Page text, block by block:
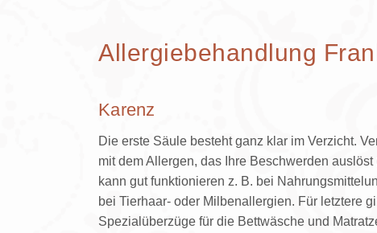
Allergiebehandlung
Karenz
Die erste Säule besteht ganz klar im Verzicht.
mit dem Allergen, das Ihre Beschwerden
kann gut funktionieren z. B. bei
bei Tierhaar- oder Milbenallergien. Für letztere
Spezialüberzüge für die Bettwäsche und